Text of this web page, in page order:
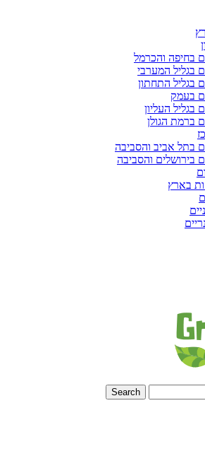
בחיפה והכרמל
בגליל המערבי
בגליל התחתון
בעמק
בגליל העליון
ברמת הגולן
בתל אביב והסביבה
בירושלים והסביבה
בארץ